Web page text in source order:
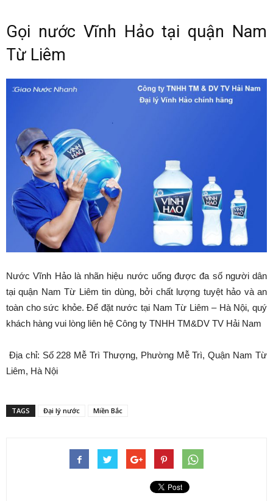
Gọi nước Vĩnh Hảo tại quận Nam
Từ Liêm
Nước Vĩnh Hảo là nhãn hiệu nước uống được đa số người dân
tại quận Nam Từ Liêm tin dùng, bởi chất lượng tuyệt hảo và an
toàn cho sức khỏe. Để đặt nước tại Nam Từ Liêm – Hà Nội, quý
khách hàng vui lòng liên hệ Công ty TNHH TM&DV TV Hải Nam
Địa chỉ: Số 228 Mễ Trì Thượng, Phường Mễ Trì, Quận Nam Từ
Liêm, Hà Nội
TAGS Đại lý nước Miền Bắc